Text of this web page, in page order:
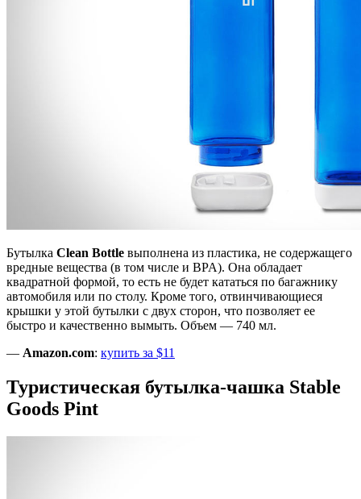
Бутылка Clean Bottle выполнена из пластика, не содержащего
вредные вещества (в том числе и BPA). Она обладает
квадратной формой, то есть не будет кататься по багажнику
автомобиля или по столу. Кроме того, отвинчивающиеся
крышки у этой бутылки с двух сторон, что позволяет ее
быстро и качественно вымыть. Объем — 740 мл.
— Amazon.com: купить за $11
Туристическая бутылка-чашка Stable
Goods Pint